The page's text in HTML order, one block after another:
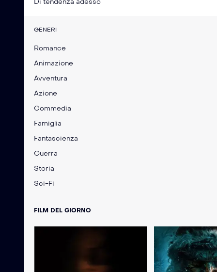
Di tendenza adesso
GENERI
Romance
Animazione
Avventura
Azione
Commedia
Famiglia
Fantascienza
Guerra
Storia
Sci-Fi
FILM DEL GIORNO